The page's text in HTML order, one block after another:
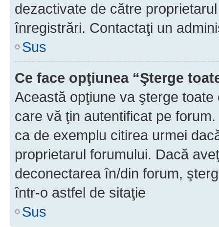
dezactivate de către
înregistrări. Contactaţi un
Sus
Ce face opţiunea “Şterge
Această opţiune va şterge
care vă ţin autentificat pe
ca de exemplu citirea urmei
proprietarul forumului. Dacă
deconectarea în/din forum,
într-o astfel de sitaţie
Sus